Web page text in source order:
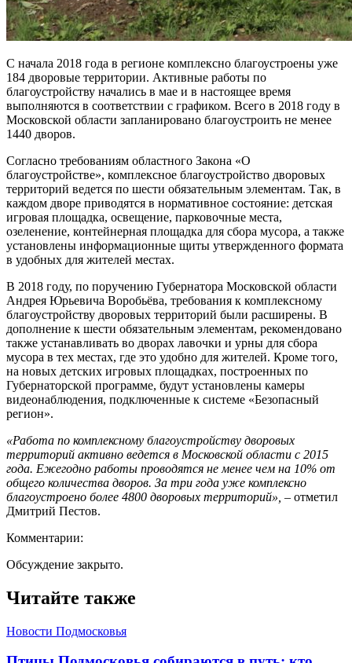
C начала 2018 года в регионе комплексно благоустроены уже
184 дворовые территории. Активные работы по
благоустройству начались в мае и в настоящее время
выполняются в соответствии с графиком. Всего в 2018 году в
Московской области запланировано благоустроить не менее
1440 дворов.
Согласно требованиям областного Закона «О
благоустройстве», комплексное благоустройство дворовых
территорий ведется по шести обязательным элементам. Так, в
каждом дворе приводятся в нормативное состояние: детская
игровая площадка, освещение, парковочные места,
озеленение, контейнерная площадка для сбора мусора, а также
установлены информационные щиты утвержденного формата
в удобных для жителей местах.
В 2018 году, по поручению Губернатора Московской области
Андрея Юрьевича Воробьёва, требования к комплексному
благоустройству дворовых территорий были расширены. В
дополнение к шести обязательным элементам, рекомендовано
также устанавливать во дворах лавочки и урны для сбора
мусора в тех местах, где это удобно для жителей. Кроме того,
на новых детских игровых площадках, построенных по
Губернаторской программе, будут установлены камеры
видеонаблюдения, подключенные к системе «Безопасный
регион».
«Работа по комплексному благоустройству дворовых
территорий активно ведется в Московской области с 2015
года. Ежегодно работы проводятся не менее чем на 10% от
общего количества дворов. За три года уже комплексно
благоустроено более 4800 дворовых территорий», – отметил
Дмитрий Пестов.
Комментарии:
Обсуждение закрыто.
Читайте также
Новости Подмосковья